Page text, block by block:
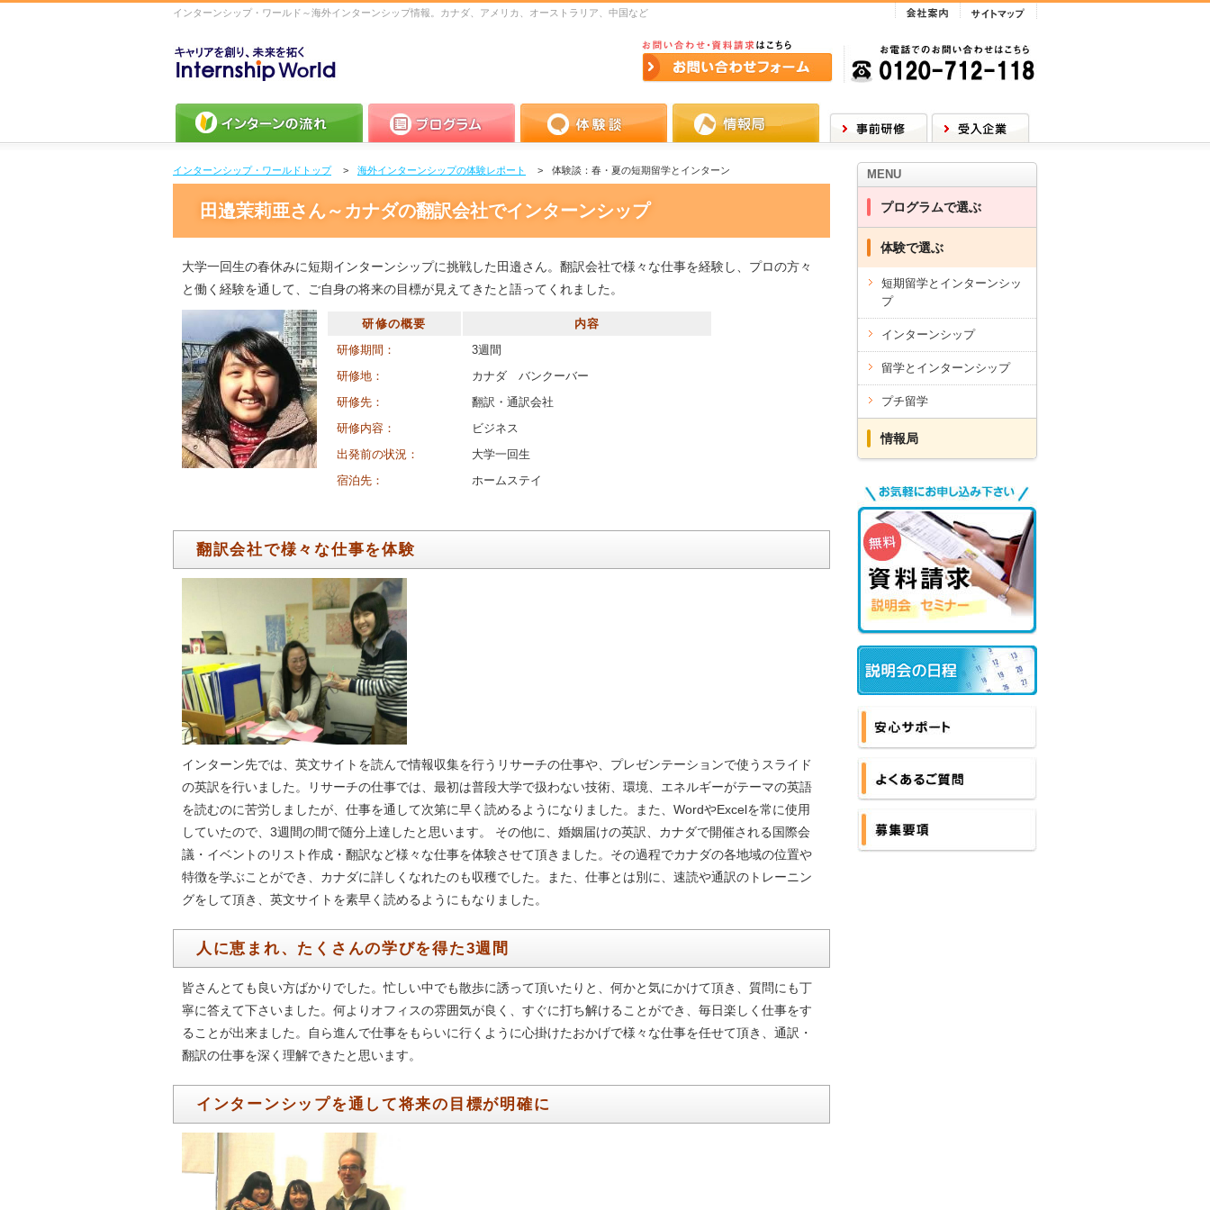
インターンシップ・ワールド～海外インターンシップ情報。カナダ、アメリカ、オーストラリア、中国など
Intership wolrd
せフォーム
0120-712-118
インターンシップ・ワールドトップ 海外インターンシップの体験レポート 体験談：春・夏の短期留学とインターン
田邉茉莉亜さん～カナダの翻訳会社でインターンシップ
大学一回生の春休みに短期インターンシップに挑戦した田邉さん。翻訳会社で様々な仕事を経験し、プロの方々
と働く経験を通して、ご自身の将来の目標が見えてきたと語ってくれました。
研修の概要
内容
研修期間：
3週間
研修地：
カナダ バンクーバー
研修先：
翻訳・通訳会社
研修内容：
ビジネス
出発前の状況：
大学一回生
宿泊先：
ホームステイ
翻訳会社で様々な仕事を体験
インターン先では、英文サイトを読んで情報収集を行うリサーチの仕事や、プレゼンテーションで使うスライド
の英訳を行いました。リサーチの仕事では、最初は普段大学で扱わない技術、環境、エネルギーがテーマの英語
を読むのに苦労しましたが、仕事を通して次第に早く読めるようになりました。また、WordやExcelを常に使用
していたので、3週間の間で随分上達したと思います。 その他に、婚姻届けの英訳、カナダで開催される国際会
議・イベントのリスト作成・翻訳など様々な仕事を体験させて頂きました。その過程でカナダの各地域の位置や
特徴を学ぶことができ、カナダに詳しくなれたのも収穫でした。また、仕事とは別に、速読や通訳のトレーニン
グをして頂き、英文サイトを素早く読めるようにもなりました。
人に恵まれ、たくさんの学びを得た3週間
皆さんとても良い方ばかりでした。忙しい中でも散歩に誘って頂いたりと、何かと気にかけて頂き、質問にも丁
寧に答えて下さいました。何よりオフィスの雰囲気が良く、すぐに打ち解けることができ、毎日楽しく仕事をす
ることが出来ました。自ら進んで仕事をもらいに行くように心掛けたおかげで様々な仕事を任せて頂き、通訳・
翻訳の仕事を深く理解できたと思います。
インターンシップを通して将来の目標が明確に
MENU
プログラムで選ぶ
体験で選ぶ
短期留学とインターンシッ
プ
インターンシップ
留学とインターンシップ
プチ留学
情報局
無料 お気軽にお申し込み下さい
資料請求 説明会 セミナー
セミナースケジュール
安心サポート
よくあるご質問